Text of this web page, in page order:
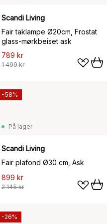
Scandi Living
Fair taklampe Ø20cm, Frostat
glass-mørkbeiset ask
789 kr
1 499 kr
På lager
Scandi Living
Fair plafond Ø30 cm, Ask
899 kr
2 145 kr
-58%
-26%